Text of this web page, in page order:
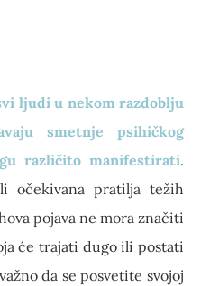
ljudi u nekom razdoblju
smetnje psihičkog
različito manifestirati.
očekivana pratilja težih
pojava ne mora značiti
će trajati dugo ili postati
da se posvetite svojoj